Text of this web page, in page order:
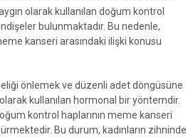
olarak kullanılan doğum kontrol
bulunmaktadır. Bu nedenle,
kanseri arasındaki ilişki konusu
önlemek ve düzenli adet döngüsüne
kullanılan hormonal bir yöntemdir.
kontrol haplarının meme kanseri
Bu durum, kadınların zihninde